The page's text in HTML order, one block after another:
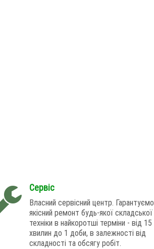
Сервіс
Власний сервісний центр. Гарантуємо
якісний ремонт будь-якої складської
техніки в найкоротші терміни - від 15
хвилин до 1 доби, в залежності від
складності та обсягу робіт.